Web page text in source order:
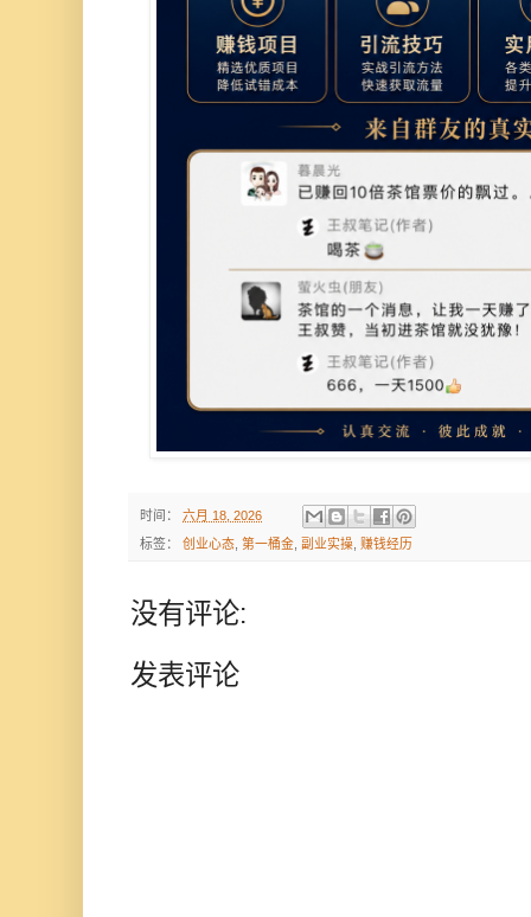
时间： 六月 18, 2026
标签： 创业心态 第一桶金 副业实操 赚钱经历
没有评论:
发表评论